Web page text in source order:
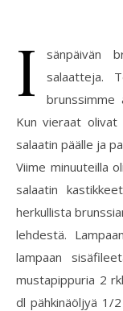
I
sänpäivän
salaatteja.
brunssimme
Kun vieraat olivat
salaatin päälle ja
Viime minuuteilla
salaatin
herkullista
lehdestä.
lampaan
mustapippuria 2
dl pähkinäöljyä 1/